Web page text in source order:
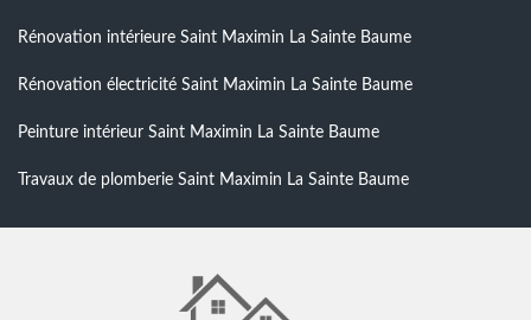
Rénovation intérieure Saint Maximin La Sainte Baume
Rénovation électricité Saint Maximin La Sainte Baume
Peinture intérieur Saint Maximin La Sainte Baume
Travaux de plomberie Saint Maximin La Sainte Baume